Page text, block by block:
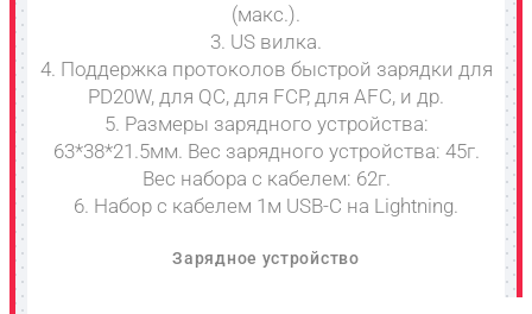
(макс.).
3. US вилка.
4. Поддержка протоколов быстрой зарядки для
PD20W, для QC, для FCP, для AFC, и др.
5. Размеры зарядного устройства:
63*38*21.5мм. Вес зарядного устройства: 45г.
Вес набора с кабелем: 62г.
6. Набор с кабелем 1м USB-C на Lightning.
Зарядное устройство